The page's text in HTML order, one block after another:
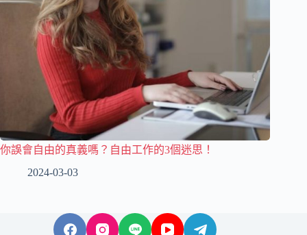
你誤會自由的真義嗎？自由工作的3個迷思！
2024-03-03